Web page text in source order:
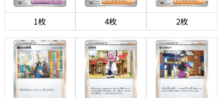
1枚 4枚 2枚